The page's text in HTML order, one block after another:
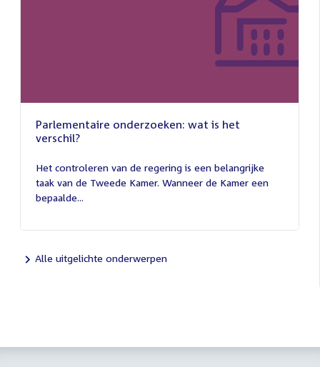
Parlementaire onderzoeken: wat is het
verschil?
juli
2026
Het controleren van de regering is een belangrijke
taak van de Tweede Kamer. Wanneer de Kamer een
bepaalde...
Alle uitgelichte onderwerpen